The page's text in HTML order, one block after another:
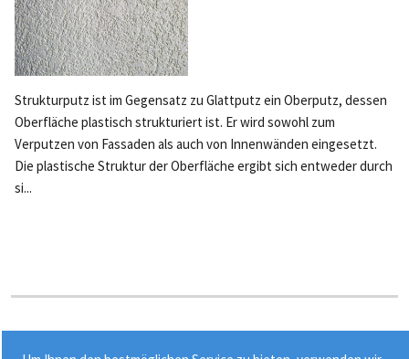
Strukturputz ist im Gegensatz zu Glattputz ein Oberputz, dessen
Oberfläche plastisch strukturiert ist. Er wird sowohl zum
Verputzen von Fassaden als auch von Innenwänden eingesetzt.
Die plastische Struktur der Oberfläche ergibt sich entweder durch
si...
Stichworte: